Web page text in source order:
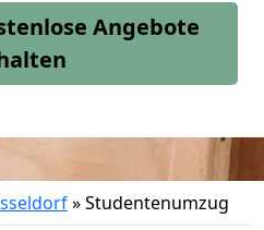
Angebote
»Studentenumzug